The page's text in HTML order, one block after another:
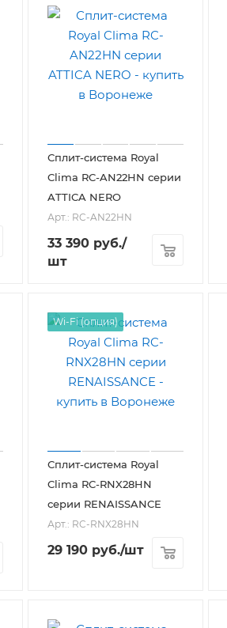
Сплит-система Royal
Clima RC-AN22HN серии
ATTICA NERO
Арт.: RC-AN22HN
33 390 руб./
шт
Wi-Fi (опция)
Сплит-система Royal
Clima RC-RNX28HN
серии RENAISSANCE
Арт.: RC-RNX28HN
29 190 руб./шт